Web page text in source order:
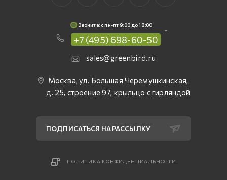
Звоните: c пн-пт 9:00 до 18:00
+7 (495) 698-60-50
sales@greenbird.ru
Москва, ул. Большая Черемушкинская,
д. 25, строение 97, крыльцо с гирляндой
ПОДПИСАТЬСЯ НА РАССЫЛКУ
ПОЛИТИКА КОНФИДЕНЦИАЛЬНОСТИ